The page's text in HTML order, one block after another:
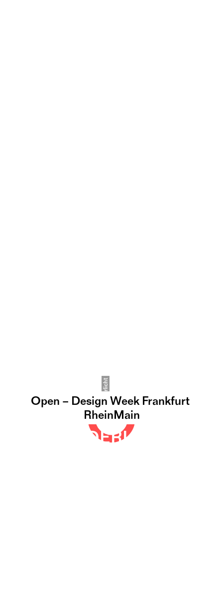
©
Vanderlicht
Open – Design Week Frankfurt
RheinMain
VANDERLICHT